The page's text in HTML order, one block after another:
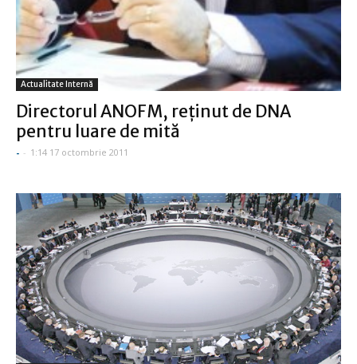
Actualitate Internă
Directorul ANOFM, reţinut de DNA
pentru luare de mită
- - 1:14 17 octombrie 2011